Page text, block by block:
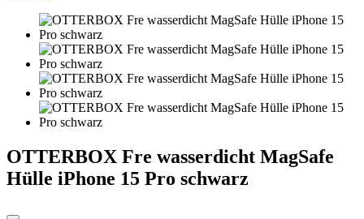
OTTERBOX Fre wasserdicht MagSafe
Hülle iPhone 15 Pro schwarz